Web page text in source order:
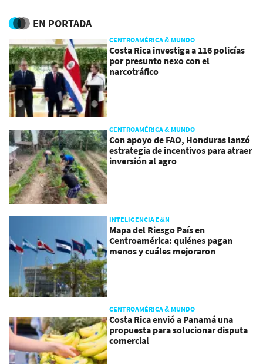
EN PORTADA
CENTROAMÉRICA & MUNDO
Costa Rica investiga a 116 policías
por presunto nexo con el
narcotráfico
CENTROAMÉRICA & MUNDO
Con apoyo de FAO, Honduras lanzó
estrategia de incentivos para atraer
inversión al agro
INTELIGENCIA E&N
Mapa del Riesgo País en
Centroamérica: quiénes pagan
menos y cuáles mejoraron
CENTROAMÉRICA & MUNDO
Costa Rica envió a Panamá una
propuesta para solucionar disputa
comercial